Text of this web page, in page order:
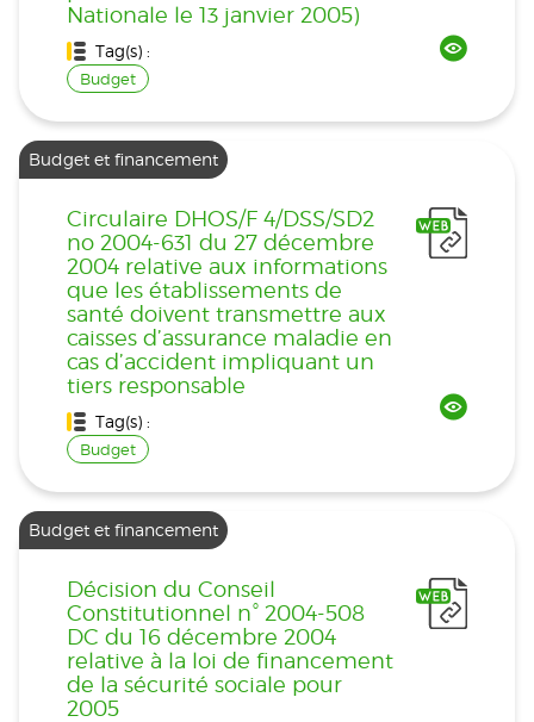
Nationale le 13 janvier 2005)
Tag(s) :
Budget
Budget et financement
Circulaire DHOS/F 4/DSS/SD2
no 2004-631 du 27 décembre
2004 relative aux informations
que les établissements de
santé doivent transmettre aux
caisses d’assurance maladie en
cas d’accident impliquant un
tiers responsable
Tag(s) :
Budget
Budget et financement
Décision du Conseil
Constitutionnel n° 2004-508
DC du 16 décembre 2004
relative à la loi de financement
de la sécurité sociale pour
2005